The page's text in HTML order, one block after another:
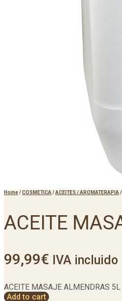
Home/COSMETICA /ACEITES / AROMATERAPIA /
ACEITE
99,99€ IVA incluido
ACEITE MASAJE ALMENDRAS
Add to cart